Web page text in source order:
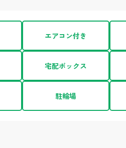
エアコン付き
宅配ボックス
駐輪場